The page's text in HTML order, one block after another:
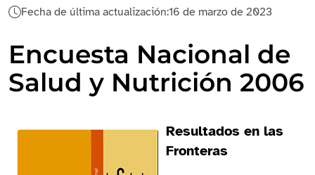
Fecha de última actualización:16 de marzo de 2023
Encuesta Nacional de
Salud y Nutrición 2006
Resultados en las
Fronteras